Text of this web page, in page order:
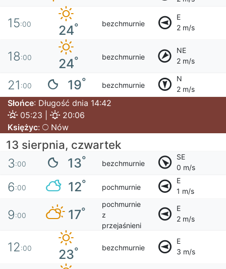
15:00 24° bezchmurnie
E
2 m/s
18:00 24° bezchmurnie
NE
2 m/s
21 :00 19° bezchmurnie
N
2 m/s
Słońce: Długość dnia 14:42
05:23 |
20:06
Księżyc: Nów
13 sierpnia, czwartek
3:00 13° bezchmurnie
SE
0 m/s
6:00 12° pochmurnie
E
1 m/s
9:00 17°
pochmurnie
z
przejaśnieni
E
2 m/s
12:00 23° bezchmurnie
E
3 m/s